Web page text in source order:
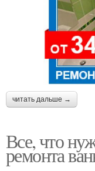
читать дальше →
Все, что
ремонта